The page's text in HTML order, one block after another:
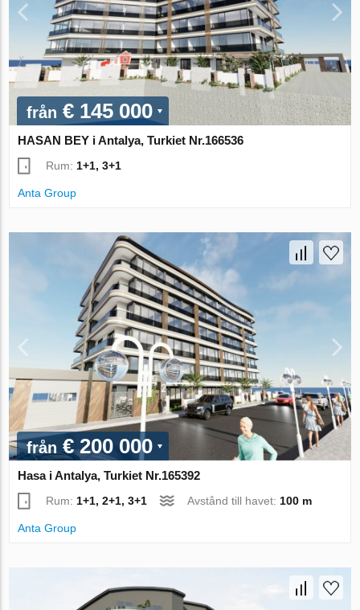
från € 145 000
HASAN BEY i Antalya, Turkiet Nr.166536
Rum: 1+1, 3+1
Anta Group
från € 200 000
Hasa i Antalya, Turkiet Nr.165392
Rum: 1+1, 2+1, 3+1 Avstånd till havet: 100 m
Anta Group